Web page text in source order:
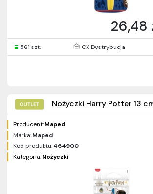
26,48
561 szt. CX Dystrybucja
Nożyczki Harry Potter 13
Producent:Maped
Marka:Maped
Kod produktu:464900
Kategoria:Nożyczki